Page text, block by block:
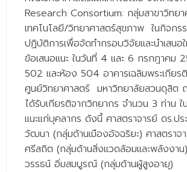
- - ความมั่นคงปลอดภัยไซเบอร์
- - อุตสาหกรรมชีวภาพเพื่อธุรกิจ
- ศึกษาศาสตรบัณฑิต
- - วิทยาศาสตร์ทั่วไป
- เทคโนโลยีบัณฑิต
- - เทคโนโลยีสารสนเทศ
ศูนย์บริการ
Research Consortium: กลุ่มสาขาวิทยา
เทคโนโลยี/วิทยาศาสตร์สุขภาพ ในกิจกร
ปฏิบัติการเพื่อจัดทำกรอบวิจัยและนำเสนอ
ข้อเสนอแนะ ในวันที่ 4 และ 6 กรกฎาค
502 และห้อง 504 อาคารเฉลิมพระเกีย
ศูนย์วิทยาศาสตร์ มหาวิทยาลัยสวนดุสิต
ได้รับเกียรติจากวิทยากร จำนวน 3 ท่าน ใ
แนะแก่บุคลากร ดังนี้ ศาสตราจารย์ ดร.ป
วัฒนา (กลุ่มด้านเมืองอัจฉริยะ) ศาสตราจ
ศรีสถิต (กลุ่มด้านสิ่งแวดล้อมและพลังงาน
วรรธน์ อิ่มสมบูรณ์ (กลุ่มด้านผู้สูงอายุ)